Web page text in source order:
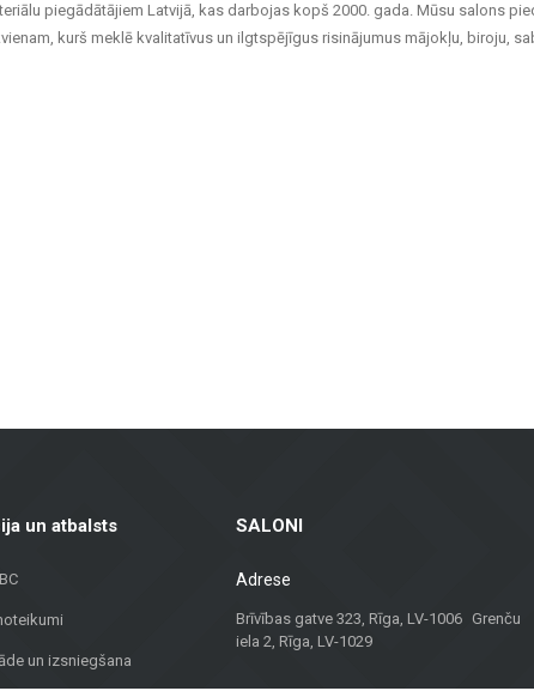
piegādātājiem Latvijā, kas darbojas kopš 2000. gada. Mūsu salons
kurš meklē kvalitatīvus un ilgtspējīgus risinājumus mājokļu, biroju,
un atbalsts
un izsniegšana
SALONI
Adrese
Brīvības gatve 323, Rīga, LV-1006 Grenču
iela 2, Rīga, LV-1029